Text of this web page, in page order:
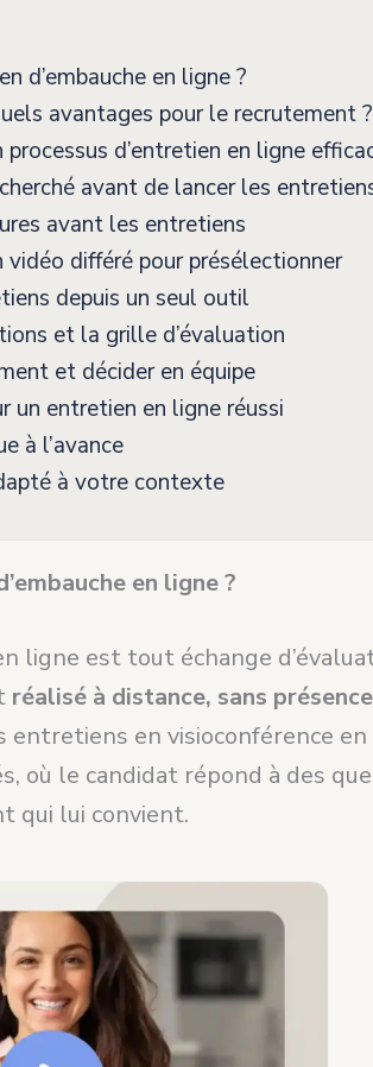
d’embauche en ligne ?
avantages pour le recrutement ?
d’entretien en ligne
avant de lancer les
avant les entretiens
vidéo différé pour présélectionner
depuis un seul outil
et la grille d’évaluation
et décider en équipe
un entretien en ligne réussi
à l’avance
à votre contexte
en ligne ?
ligne est tout échange
réalisé à distance, sans
entretiens en visioconférence
où le candidat répond à des
qui lui convient.